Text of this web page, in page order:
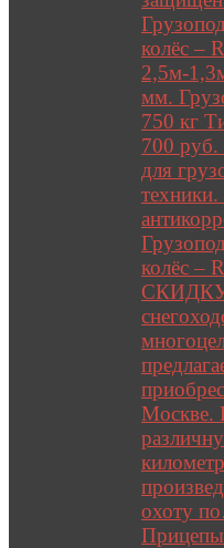
колёс –
2,5м-
мм.
750 кг
700 руб.
для
колёс
СКИДКУ
Москве.
охоту
Прицепы